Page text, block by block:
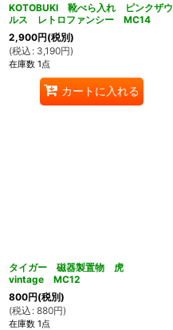
KOTOBUKI 靴べら入れ ピンクザウ
ルス レトロファンシー MC14
2,900円(税別)
(税込 : 3,190円)
在庫数 1点
カートに入れる
タイガー 磁器製置物 虎
vintage MC12
800円(税別)
(税込 : 880円)
在庫数 1点